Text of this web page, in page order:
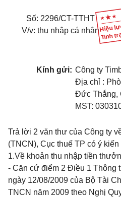
Hiệu
Tình
Số: 2296/CT-TTHT
V/v: thu nhập cá nhân
Kính gửi: Công ty
Địa chỉ :
Đức Thắng,
MST:
Trả lời 2 văn thư của Công ty
(TNCN), Cục thuế TP có ý
1.Về khoản thu nhập tiền
- Căn cứ điểm 2 Điều 1 Thông
ngày 12/08/2009 của Bộ Tài
TNCN năm 2009 theo Nghị